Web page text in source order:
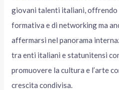
giovani talenti italiani, offrendo
formativa e di networking ma
affermarsi nel panorama
tra enti italiani e statunitensi
promuovere la cultura e l’arte
crescita condivisa.